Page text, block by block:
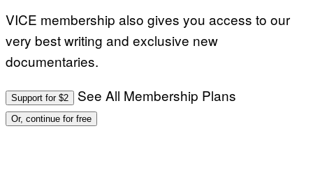
VICE membership also gives you access to our
very best writing and exclusive new
documentaries.
Support for $2 See All Membership Plans
Or, continue for free